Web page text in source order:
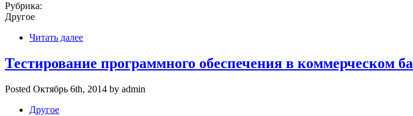
Рубрика:
Другое
Читать далее
Тестирование программного обеспечения в коммерческом
Posted Октябрь 6th, 2014 by admin
Другое